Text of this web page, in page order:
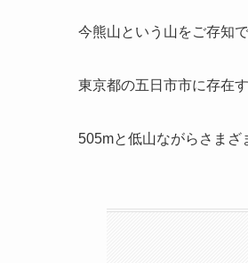
今熊山という山をご存知で
東京都の五日市市に存在す
505mと低山ながらさまざ